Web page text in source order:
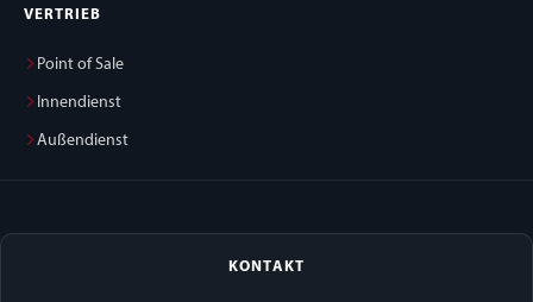
VERTRIEB
Point of Sale
Innendienst
Außendienst
KONTAKT